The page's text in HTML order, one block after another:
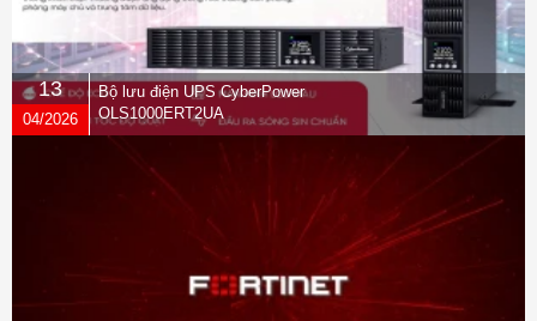
13
04/2026
Bộ lưu điện UPS CyberPower
OLS1000ERT2UA